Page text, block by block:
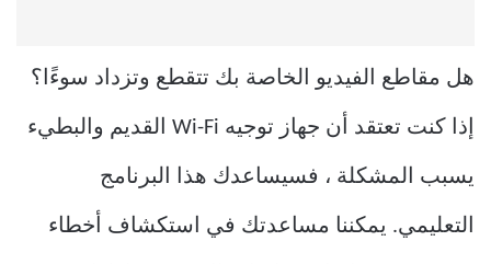
هل مقاطع الفيديو الخاصة بك تتقطع وتزداد سوءًا؟
إذا كنت تعتقد أن جهاز توجيه Wi-Fi القديم والبطيء
يسبب المشكلة ، فسيساعدك هذا البرنامج
التعليمي. يمكننا مساعدتك في استكشاف أخطاء